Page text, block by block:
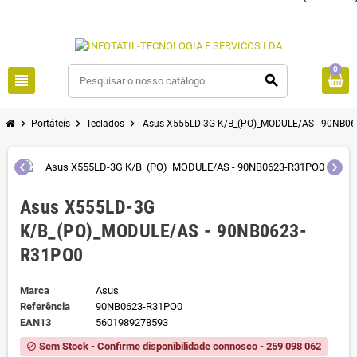
view_headline search
0
chevron_right Portáteis chevron_right Teclados chevron_right Asus X555LD-3G K/B_(PO)_MODULE/AS -
chevron_left chevron_right
Asus X555LD-3G
K/B_(PO)_MODULE/AS - 90NB0623-
R31PO0
Marca
Asus
Referência
90NB0623-R31PO0
EAN13
5601989278593
block Sem Stock - Confirme disponibilidade connosco - 259 098 062